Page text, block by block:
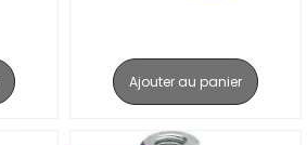
Ajouter au panier